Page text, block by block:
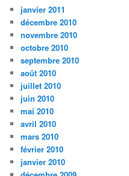
janvier 2011
décembre 2010
novembre 2010
octobre 2010
septembre 2010
août 2010
juillet 2010
juin 2010
mai 2010
avril 2010
mars 2010
février 2010
janvier 2010